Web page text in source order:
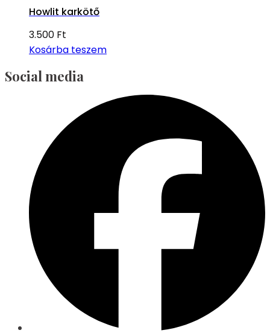
Howlit karkötő
3.500 Ft
Kosárba teszem
Social media